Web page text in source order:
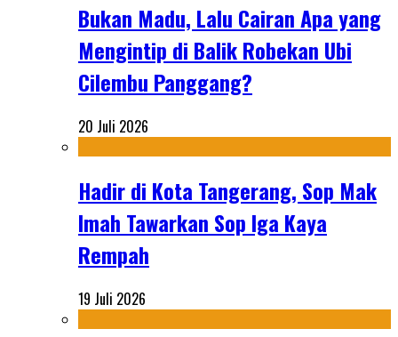
Bukan Madu, Lalu Cairan Apa yang
Mengintip di Balik Robekan Ubi
Cilembu Panggang?
20 Juli 2026
Hadir di Kota Tangerang, Sop Mak
Imah Tawarkan Sop Iga Kaya
Rempah
19 Juli 2026